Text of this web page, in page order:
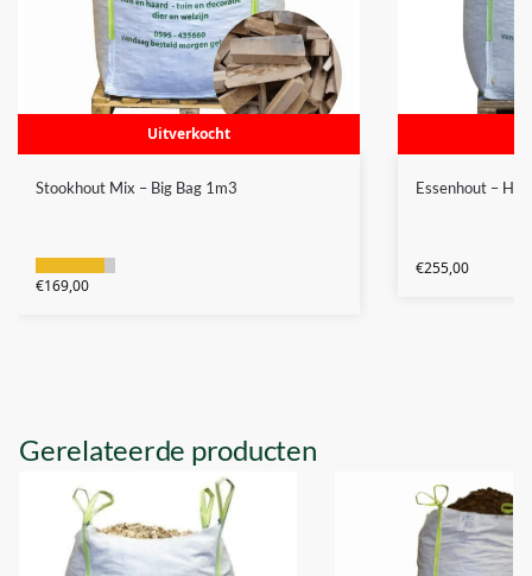
Uitverkocht
Stookhout Mix – Big Bag 1m3
€169,00
Essenhout –
€255,00
Gerelateerde producten